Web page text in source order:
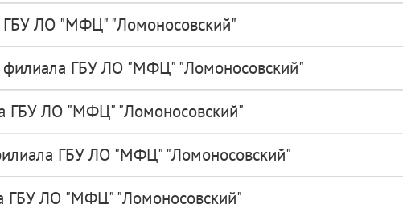
ЛО "МФЦ" "Ломоносовский"
ГБУ ЛО "МФЦ" "Ломоносовский"
ГБУ ЛО "МФЦ" "Ломоносовский"
ГБУ ЛО "МФЦ" "Ломоносовский"
ГБУ ЛО "МФЦ" "Ломоносовский"